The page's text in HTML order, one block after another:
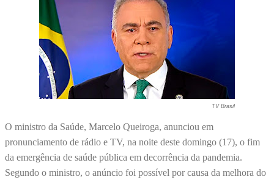
TV Brasil
O ministro da Saúde, Marcelo Queiroga, anunciou em
pronunciamento de rádio e TV, na noite deste domingo (17), o fim
da emergência de saúde pública em decorrência da pandemia.
Segundo o ministro, o anúncio foi possível por causa da melhora do